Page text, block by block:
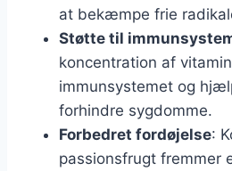
at bekæmpe frie
Støtte til
koncentration af
immunsystemet og
forhindre sygdomme.
Forbedret fordøjelse:
passionsfrugt fremmer